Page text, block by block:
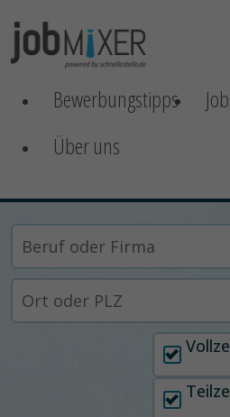
Bewerbungstipps
Über uns